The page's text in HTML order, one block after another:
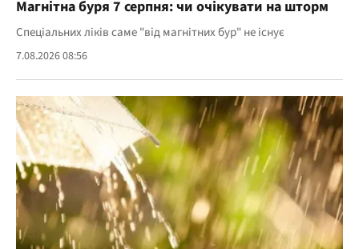
Магнітна буря 7 серпня: чи очікувати на шторм
Спеціальних ліків саме "від магнітних бур" не існує
7.08.2026 08:56